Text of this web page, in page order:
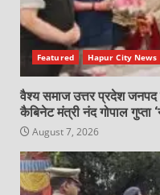
Featured Hapur City News
वैश्य समाज उत्तर प्रदेश
कैबिनेट मंत्री नंद गोपाल गुप्ता
August 7, 2026